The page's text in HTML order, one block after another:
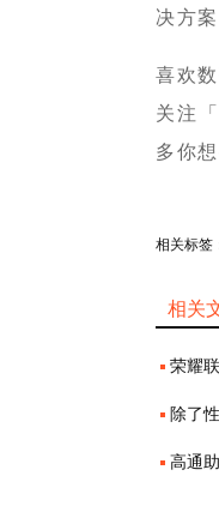
决方
喜欢
关注
多你
相关标签
分享
相关
荣耀联
除了性
高通助